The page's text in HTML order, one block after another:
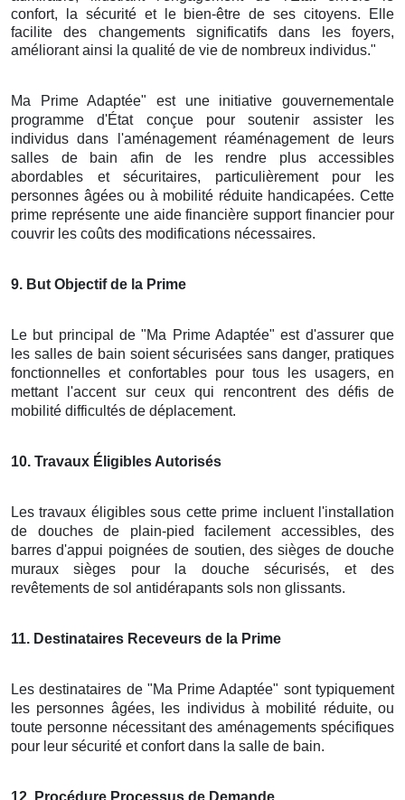
confort, la sécurité et le bien-être de ses citoyens. Elle
facilite des changements significatifs dans les foyers,
améliorant ainsi la qualité de vie de nombreux individus."
Ma Prime Adaptée" est une initiative gouvernementale
programme d'État conçue pour soutenir assister les
individus dans l'aménagement réaménagement de leurs
salles de bain afin de les rendre plus accessibles
abordables et sécuritaires, particulièrement pour les
personnes âgées ou à mobilité réduite handicapées. Cette
prime représente une aide financière support financier pour
couvrir les coûts des modifications nécessaires.
9. But Objectif de la Prime
Le but principal de "Ma Prime Adaptée" est d'assurer que
les salles de bain soient sécurisées sans danger, pratiques
fonctionnelles et confortables pour tous les usagers, en
mettant l'accent sur ceux qui rencontrent des défis de
mobilité difficultés de déplacement.
10. Travaux Éligibles Autorisés
Les travaux éligibles sous cette prime incluent l'installation
de douches de plain-pied facilement accessibles, des
barres d'appui poignées de soutien, des sièges de douche
muraux sièges pour la douche sécurisés, et des
revêtements de sol antidérapants sols non glissants.
11. Destinataires Receveurs de la Prime
Les destinataires de "Ma Prime Adaptée" sont typiquement
les personnes âgées, les individus à mobilité réduite, ou
toute personne nécessitant des aménagements spécifiques
pour leur sécurité et confort dans la salle de bain.
12. Procédure Processus de Demande